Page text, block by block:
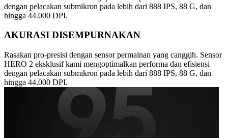
dengan pelacakan submikron pada lebih dari 888 IPS, 88 G, dan
hingga 44.000 DPI.
AKURASI DISEMPURNAKAN
Rasakan pro-presisi dengan sensor permainan yang canggih. Sensor
HERO 2 eksklusif kami mengoptimalkan performa dan efisiensi
dengan pelacakan submikron pada lebih dari 888 IPS, 88 G, dan
hingga 44.000 DPI.